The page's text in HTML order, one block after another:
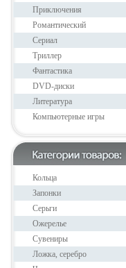
Приключения
Романтический
Сериал
Триллер
Фантастика
DVD-диски
Литература
Компьютерные игры
Кольца
Запонки
Серьги
Ожерелье
Сувениры
Ложка, серебро